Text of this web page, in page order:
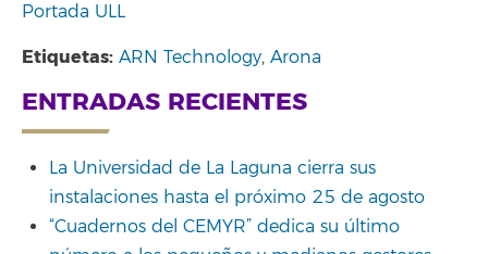
Portada ULL
Etiquetas: ARN Technology, Arona
ENTRADAS RECIENTES
La Universidad de La Laguna cierra sus
instalaciones hasta el próximo 25 de agosto
“Cuadernos del CEMYR” dedica su último